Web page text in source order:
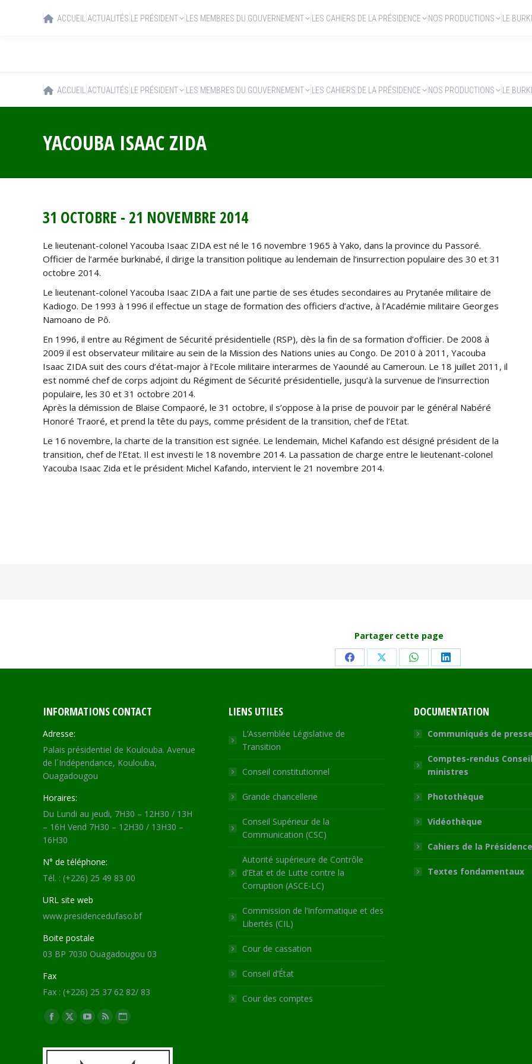
ACCUEIL ACTUALITÉS LE PRÉSIDENT LES MEMBRES DU GOUVERNEMENT LES CAHIERS DE LA PRÉSIDENCE NOS PRODUCTIONS LE
YACOUBA ISAAC ZIDA
31 OCTOBRE - 21 NOVEMBRE 2014
Le lieutenant-colonel Yacouba Isaac ZIDA est né le 16 novembre 1965 à Yako, dans la province du Passoré.
Officier de l’armée burkinabé, il dirige la transition politique au lendemain de l’insurrection populaire des 30 et 31
octobre 2014.
Le lieutenant-colonel Yacouba Isaac ZIDA a fait une partie de ses études secondaires au Prytanée militaire de
Kadiogo. De 1993 à 1996 il effectue un stage de formation des officiers d’active, à l’Académie militaire Georges
Namoano de Pô.
En 1996, il entre au Régiment de Sécurité présidentielle (RSP), dès la fin de sa formation d’officier. De 2008 à
2009 il est observateur militaire au sein de la Mission des Nations unies au Congo. De 2010 à 2011, Yacouba
Isaac ZIDA suit des cours d’état-major à l’Ecole militaire interarmes de Yaoundé au Cameroun. Le 18 juillet 2011, il
est nommé chef de corps adjoint du Régiment de Sécurité présidentielle, jusqu’à la survenue de l’insurrection
populaire, les 30 et 31 octobre 2014.
Après la démission de Blaise Compaoré, le 31 octobre, il s’oppose à la prise de pouvoir par le général Nabéré
Honoré Traoré, et prend la tête du pays, comme président de la transition, chef de l’Etat.
Le 16 novembre, la charte de la transition est signée. Le lendemain, Michel Kafando est désigné président de la
transition, chef de l’Etat. Il est investi le 18 novembre 2014. La passation de charge entre le lieutenant-colonel
Yacouba Isaac Zida et le président Michel Kafando, intervient le 21 novembre 2014.
Partager cette page
Share Share Share Share
INFORMATIONS CONTACT
Adresse:
Palais présidentiel de Koulouba. Avenue
de l´Indépendance, Koulouba,
Ouagadougou
Horaires:
Du Lundi au jeudi, 7H30 – 12H30 / 13H
– 16H Vend 7H30 – 12H30 / 13H30 –
16H30
N° de téléphone:
Tél. : (+226) 25 49 83 00
URL site web
www.presidencedufaso.bf
Boite postale
03 BP 7030 Ouagadougou 03
Fax
Fax : (+226) 25 37 62 82/ 83
Trouvez nous sur :
Facebook
opens
X
opens
YouTube
opens
RSS
opens
Site
page
LIENS UTILES
L’Assemblée Législative de
Transition
Conseil constitutionnel
Grande chancellerie
Conseil Supérieur de la
Communication (CSC)
Autorité supérieure de Contrôle
d’Etat et de Lutte contre la
Corruption (ASCE-LC)
Commission de l’Informatique et des
Libertés (CIL)
Cour de cassation
Conseil d’État
Cour des comptes
DOCUMENTATION
Communiqués de presse
Comptes-rendus
ministres
Photothèque
Vidéothèque
Cahiers de la Présidence
Textes fondamentaux
ACCUEIL ACTUALITÉS LE PRÉSIDENT LES MEMBRES DU GOUVERNEMENT LES CAHIERS DE LA PRÉSIDENCE NOS PRODUCTIONS LE